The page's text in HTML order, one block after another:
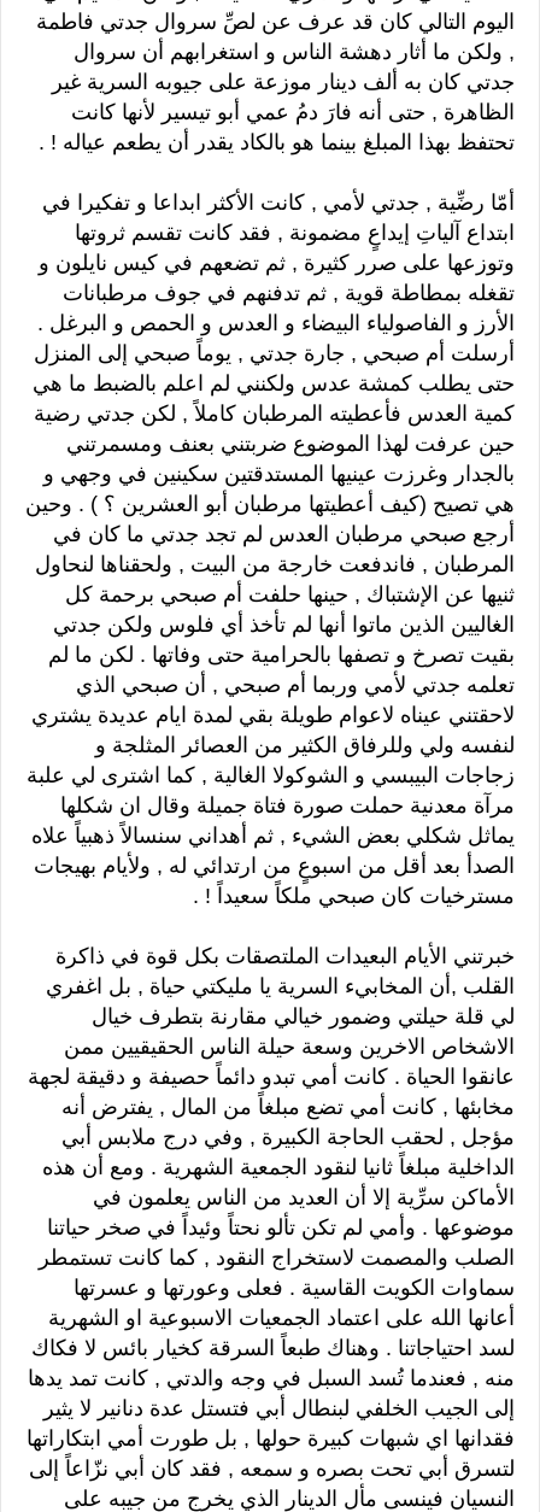
اليوم التالي كان قد عرف عن لصِّ سروال جدتي فاطمة
, ولكن ما أثار دهشة الناس و استغرابهم أن سروال
جدتي كان به ألف دينار موزعة على جيوبه السرية غير
الظاهرة , حتى أنه فارَ دمُ عمي أبو تيسير لأنها كانت
تحتفظ بهذا المبلغ بينما هو بالكاد يقدر أن يطعم عياله ! .
أمّا رضِّية , جدتي لأمي , كانت الأكثر ابداعا و تفكيرا في
ابتداع آلياتِ إيداعٍ مضمونة , فقد كانت تقسم ثروتها
وتوزعها على صرر كثيرة , ثم تضعهم في كيس نايلون و
تقغله بمطاطة قوية , ثم تدفنهم في جوف مرطبانات
الأرز و الفاصولياء البيضاء و العدس و الحمص و البرغل .
أرسلت أم صبحي , جارة جدتي , يوماً صبحي إلى المنزل
حتى يطلب كمشة عدس ولكنني لم اعلم بالضبط ما هي
كمية العدس فأعطيته المرطبان كاملاً , لكن جدتي رضية
حين عرفت لهذا الموضوع ضربتني بعنف ومسمرتني
بالجدار وغرزت عينيها المستدقتين سكينين في وجهي و
هي تصيح (كيف أعطيتها مرطبان أبو العشرين ؟ ) . وحين
أرجع صبحي مرطبان العدس لم تجد جدتي ما كان في
المرطبان , فاندفعت خارجة من البيت , ولحقناها لنحاول
ثنيها عن الإشتباك , حينها حلفت أم صبحي برحمة كل
الغاليين الذين ماتوا أنها لم تأخذ أي فلوس ولكن جدتي
بقيت تصرخ و تصفها بالحرامية حتى وفاتها . لكن ما لم
تعلمه جدتي لأمي وربما أم صبحي , أن صبحي الذي
لاحقتني عيناه لاعوام طويلة بقي لمدة ايام عديدة يشتري
لنفسه ولي وللرفاق الكثير من العصائر المثلجة و
زجاجات البيبسي و الشوكولا الغالية , كما اشترى لي علبة
مرآة معدنية حملت صورة فتاة جميلة وقال ان شكلها
يماثل شكلي بعض الشيء , ثم أهداني سنسالاً ذهبياً علاه
الصدأ بعد أقل من اسبوعٍ من ارتدائي له , ولأيام بهيجات
مسترخيات كان صبحي ملكاً سعيداً ! .
خبرتني الأيام البعيدات الملتصقات بكل قوة في ذاكرة
القلب ,أن المخابيء السرية يا مليكتي حياة , بل اغفري
لي قلة حيلتي وضمور خيالي مقارنة بتطرف خيال
الاشخاص الاخرين وسعة حيلة الناس الحقيقيين ممن
عانقوا الحياة . كانت أمي تبدو دائماً حصيفة و دقيقة لجهة
مخابئها , كانت أمي تضع مبلغاً من المال , يفترض أنه
مؤجل , لحقب الحاجة الكبيرة , وفي درج ملابس أبي
الداخلية مبلغاً ثانيا لنقود الجمعية الشهرية . ومع أن هذه
الأماكن سرِّية إلا أن العديد من الناس يعلمون في
موضوعها . وأمي لم تكن تألو نحتاً وئيداً في صخر حياتنا
الصلب والمصمت لاستخراج النقود , كما كانت تستمطر
سماوات الكويت القاسية . فعلى وعورتها و عسرتها
أعانها الله على اعتماد الجمعيات الاسبوعية او الشهرية
لسد احتياجاتنا . وهناك طبعاً السرقة كخيار بائس لا فكاك
منه , فعندما تُسد السبل في وجه والدتي , كانت تمد يدها
إلى الجيب الخلفي لبنطال أبي فتستل عدة دنانير لا يثير
فقدانها اي شبهات كبيرة حولها , بل طورت أمي ابتكاراتها
لتسرق أبي تحت بصره و سمعه , فقد كان أبي نزّاعاً إلى
النسيان فينسى مأل الدينار الذي يخرج من جيبه على